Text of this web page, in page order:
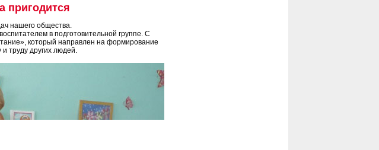
пригодится
нашего общества.
в подготовительной группе. С
который направлен на формирование
труду других людей.